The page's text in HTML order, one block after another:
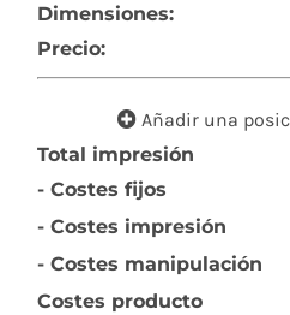
Dimensiones:
Precio:
Añadir una
Total impresión
- Costes fijos
- Costes impresión
- Costes manipulación
Costes producto